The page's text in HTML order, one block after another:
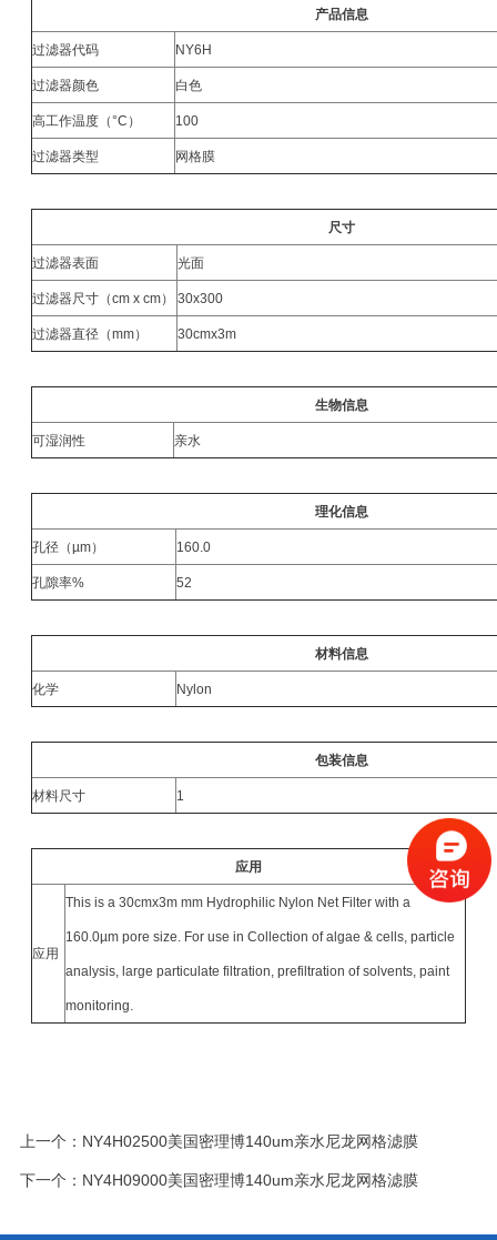
产品信息
过滤器代码 NY6H
过滤器颜色 白色
高工作温度（°C） 100
过滤器类型 网格膜
尺寸
过滤器表面 光面
过滤器尺寸（cm x cm） 30x300
过滤器直径（mm） 30cmx3m
生物信息
可湿润性 亲水
理化信息
孔径（µm） 160.0
孔隙率% 52
材料信息
化学 Nylon
包装信息
材料尺寸 1
应用
应用
This is a 30cmx3m mm Hydrophilic Nylon Net Filter with a
160.0µm pore size. For use in Collection of algae & cells, particle
analysis, large particulate filtration, prefiltration of solvents, paint
monitoring.
上一个： NY4H02500美国密理博140um亲水尼龙网格滤膜
下一个： NY4H09000美国密理博140um亲水尼龙网格滤膜